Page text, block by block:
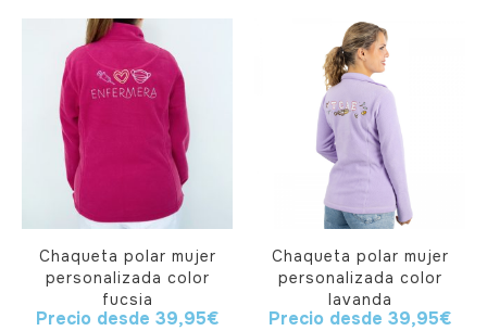
Chaqueta polar mujer
personalizada color
fucsia
Precio desde 39,95€
Chaqueta polar mujer
personalizada color
lavanda
Precio desde 39,95€